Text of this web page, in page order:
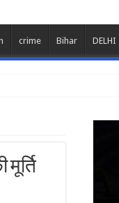
crime Bihar DELHI